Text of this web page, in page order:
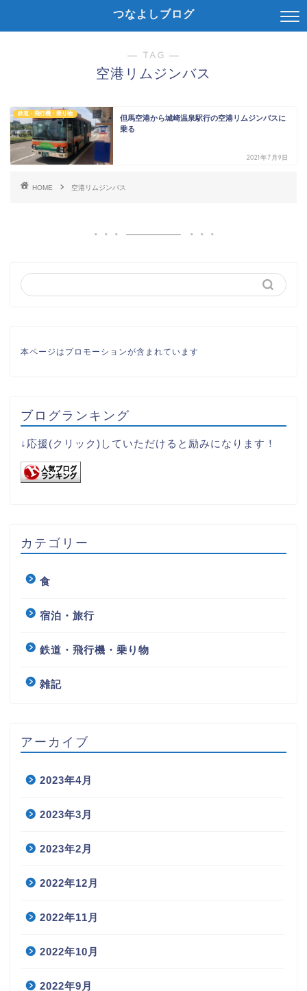
つなよしブログ
― TAG ―
空港リムジンバス
鉄道・飛行機・乗り物
但馬空港から城崎温泉駅行の空港リムジンバスに
乗る
2021年7月9日
HOME 空港リムジンバス
本ページはプロモーションが含まれています
ブログランキング
↓応援(クリック)していただけると励みになります！
カテゴリー
食
宿泊・旅行
鉄道・飛行機・乗り物
雑記
アーカイブ
2023年4月
2023年3月
2023年2月
2022年12月
2022年11月
2022年10月
2022年9月